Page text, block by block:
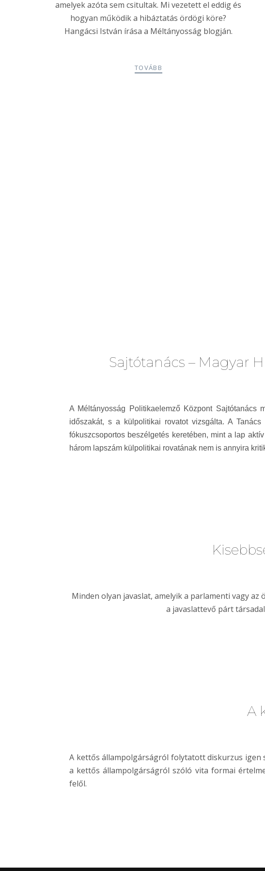
amelyek azóta sem csitultak. Mi vezetett el eddig és
hogyan működik a hibáztatás ördögi köre?
Hangácsi István írása a Méltányosság blogján.
TOVÁBB
Sajtótanács – Magyar
A Méltányosság Politikaelemző Központ Sajtótanács
időszakát, s a külpolitikai rovatot vizsgálta. A
fókuszcsoportos beszélgetés keretében, mint a lap
három lapszám külpolitikai rovatának nem is annyira
Minden olyan javaslat, amelyik a parlamenti vagy
a javaslattevő párt
A
A kettős állampolgárságról folytatott diskurzus igen
a kettős állampolgárságról szóló vita formai
felől.